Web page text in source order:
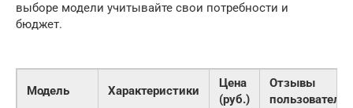
выборе модели учитывайте свои потребности и
бюджет.
Модель Характеристики
Цена
(руб.)
Отзывы
пользователей